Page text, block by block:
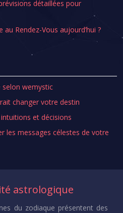
détaillées pour
Rendez-Vous aujourd’hui ?
selon wemystic
changer votre destin
et décisions
les messages célestes de votre
astrologique
du zodiaque présentent des